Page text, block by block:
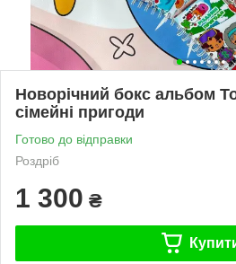
Новорічний бокс альбом
сімейні пригоди
Готово до відправки
Роздріб
1 300 ₴